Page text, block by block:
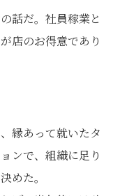
話だ。社員稼業と
店のお得意であり
縁あって就いたタ
ンで、組織に足り
めた。